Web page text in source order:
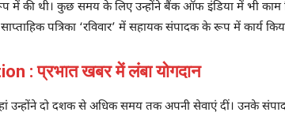
में की थी। कुछ समय के लिए उन्होंने बैंक ऑफ इंडिया में भी काम
पत्रिका ‘रविवार’ में सहायक संपादक के रूप में कार्य
: प्रभात खबर में लंबा योगदान
उन्होंने दो दशक से अधिक समय तक अपनी सेवाएं दीं। उनके